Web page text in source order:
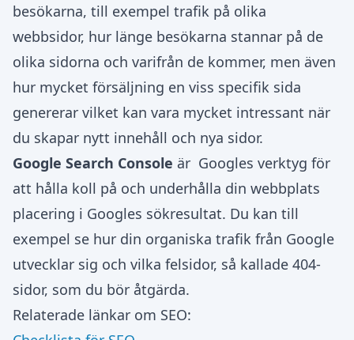
besökarna, till exempel trafik på olika
webbsidor, hur länge besökarna stannar på de
olika sidorna och varifrån de kommer, men även
hur mycket försäljning en viss specifik sida
genererar vilket kan vara mycket intressant när
du skapar nytt innehåll och nya sidor.
Google Search Console är Googles verktyg för
att hålla koll på och underhålla din webbplats
placering i Googles sökresultat. Du kan till
exempel se hur din organiska trafik från Google
utvecklar sig och vilka felsidor, så kallade 404-
sidor, som du bör åtgärda.
Relaterade länkar om SEO: